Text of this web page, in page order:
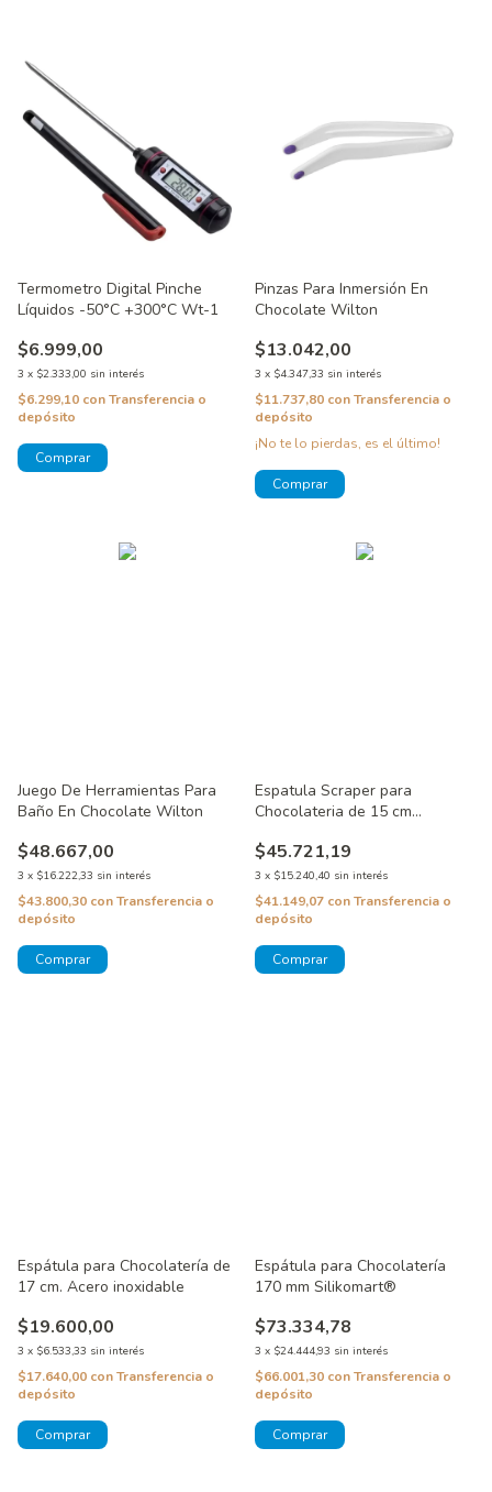
Termometro Digital Pinche
Líquidos -50°C +300°C Wt-1
$6.999,00
3 x $2.333,00 sin interés
$6.299,10 conTransferencia o
depósito
Pinzas Para Inmersión En
Chocolate Wilton
$13.042,00
3 x $4.347,33 sin interés
$11.737,80 conTransferencia o
depósito
¡No te lo pierdas, es el último!
Juego De Herramientas Para
Baño En Chocolate Wilton
$48.667,00
3 x $16.222,33 sin interés
$43.800,30 conTransferencia o
depósito
Espatula Scraper para
Chocolateria de 15 cm
$45.721,19
3 x $15.240,40 sin interés
$41.149,07 conTransferencia o
depósito
Espátula para Chocolatería de
17 cm. Acero inoxidable
$19.600,00
3 x $6.533,33 sin interés
$17.640,00 conTransferencia o
depósito
Espátula para Chocolatería
170 mm Silikomart®
$73.334,78
3 x $24.444,93 sin interés
$66.001,30 conTransferencia o
depósito